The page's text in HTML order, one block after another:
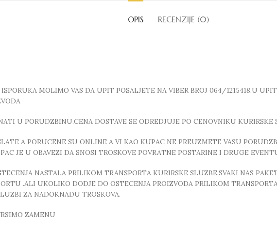
OPIS RECENZIJE (0)
MOLIMO VAS DA UPIT POSALJETE NA VIBER BROJ 064/1215418.U
U PORUDZBINU.CENA DOSTAVE SE ODREDJUJE PO CENOVNIKU KURIRSKE
A PORUCENE SU ONLINE A VI KAO KUPAC NE PREUZMETE VASU
JE U OBAVEZI DA SNOSI TROSKOVE POVRATNE POSTARINE I DRUGE
NASTALA PRILIKOM TRANSPORTA KURIRSKE SLUZBE.SVAKI NAS
.ALI UKOLIKO DODJE DO OSTECENJA PROIZVODA PRILIKOM
ZA NADOKNADU TROSKOVA.
ZAMENU